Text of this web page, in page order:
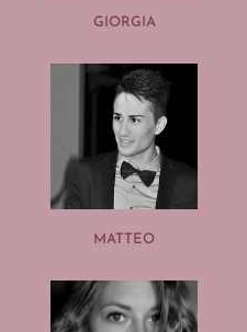
GIORGIA
MATTEO